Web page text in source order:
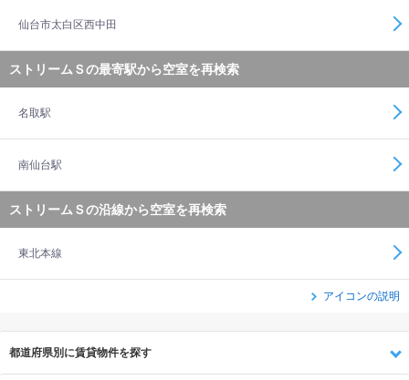
仙台市太白区西中田
ストリームＳの最寄駅から空室を再検索
名取駅
南仙台駅
ストリームＳの沿線から空室を再検索
東北本線
アイコンの説明
都道府県別に賃貸物件を探す